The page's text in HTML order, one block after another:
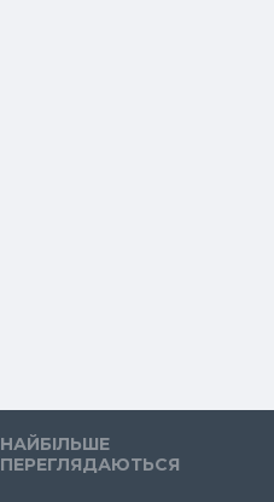
НАЙБІЛЬШЕ
ПЕРЕГЛЯДАЮТЬСЯ